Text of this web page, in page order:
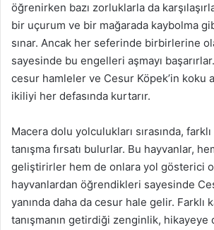
öğrenirken bazı zorluklarla da
bir uçurum ve bir mağarada kaybolma
sınar. Ancak her seferinde birbirlerine
sayesinde bu engelleri aşmayı başarırlar.
cesur hamleler ve Cesur Köpek’in koku
ikiliyi her defasında kurtarır.
Macera dolu yolculukları sırasında,
tanışma fırsatı bulurlar. Bu hayvanlar,
geliştirirler hem de onlara yol gösterici
hayvanlardan öğrendikleri sayesinde
yanında daha da cesur hale gelir. Farklı
tanışmanın getirdiği zenginlik,